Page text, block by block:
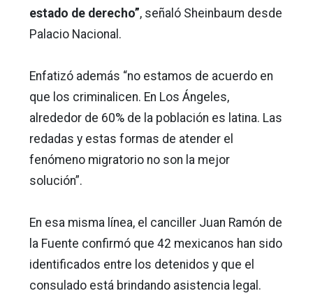
estado de derecho”, señaló Sheinbaum desde
Palacio Nacional.
Enfatizó además “no estamos de acuerdo en
que los criminalicen. En Los Ángeles,
alrededor de 60% de la población es latina. Las
redadas y estas formas de atender el
fenómeno migratorio no son la mejor
solución”.
En esa misma línea, el canciller Juan Ramón de
la Fuente confirmó que 42 mexicanos han sido
identificados entre los detenidos y que el
consulado está brindando asistencia legal.